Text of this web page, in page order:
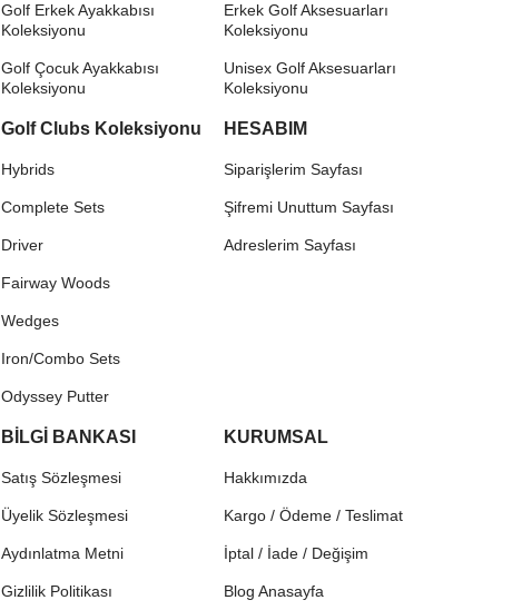
Golf Erkek Ayakkabısı
Koleksiyonu
Golf Çocuk Ayakkabısı
Koleksiyonu
Erkek Golf Aksesuarları
Koleksiyonu
Unisex Golf Aksesuarları
Koleksiyonu
Golf Clubs Koleksiyonu
Hybrids
Complete Sets
Driver
Fairway Woods
Wedges
Iron/Combo Sets
Odyssey Putter
HESABIM
Siparişlerim Sayfası
Şifremi Unuttum Sayfası
Adreslerim Sayfası
BİLGİ BANKASI
Satış Sözleşmesi
Üyelik Sözleşmesi
Aydınlatma Metni
Gizlilik Politikası
KURUMSAL
Hakkımızda
Kargo / Ödeme / Teslimat
İptal / İade / Değişim
Blog Anasayfa